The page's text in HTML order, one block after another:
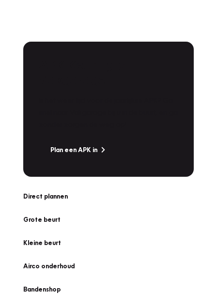
Plan een APK in
Direct plannen
Grote beurt
Kleine beurt
Airco onderhoud
Bandenshop